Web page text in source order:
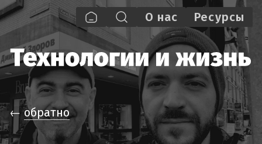
О нас Pecypcы
←обратно